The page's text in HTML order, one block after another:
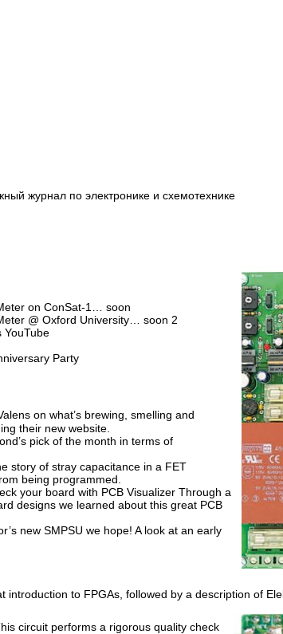
журнал по электронике и схемотехнике
on ConSat-1… soon
@ Oxford University… soon 2
YouTube
Party
on what’s brewing, smelling and
their new website.
pick of the month in terms of
story of stray capacitance in a FET
being programmed.
your board with PCB Visualizer Through a
designs we learned about this great PCB
new SMPSU we hope! A look at an early
introduction to FPGAs, followed by a description of
circuit performs a rigorous quality check